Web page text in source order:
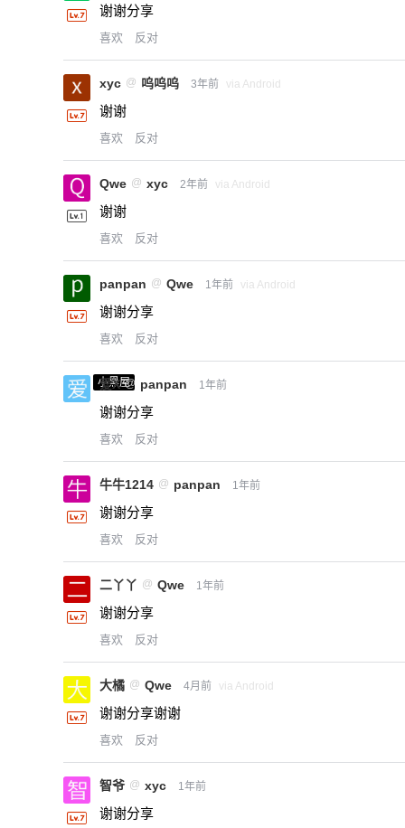
谢谢分享
喜欢 反对
xyc @ 呜呜呜 3年前 via Android
谢谢
喜欢 反对
Qwe @ xyc 2年前 via Android
谢谢
喜欢 反对
panpan @ Qwe 1年前 via Android
谢谢分享
喜欢 反对
小黑屋
爱X @ panpan 1年前
谢谢分享
喜欢 反对
牛牛1214 @ panpan 1年前
谢谢分享
喜欢 反对
二丫丫 @ Qwe 1年前
谢谢分享
喜欢 反对
大橘 @ Qwe 4月前 via Android
谢谢分享谢谢
喜欢 反对
智爷 @ xyc 1年前
谢谢分享